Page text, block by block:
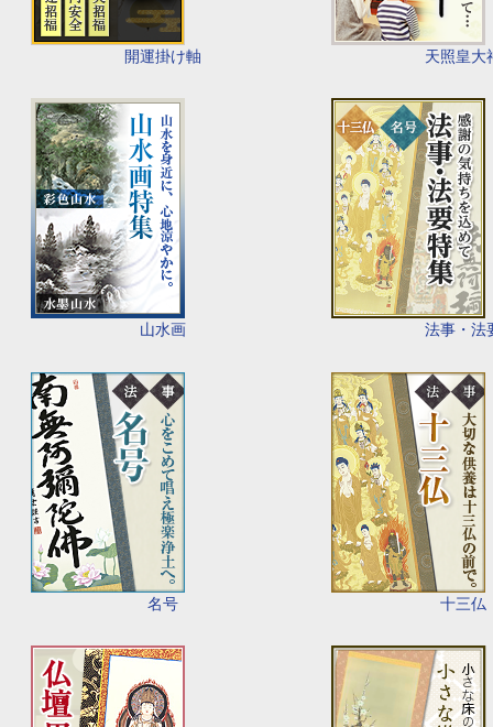
開運掛け軸 天照皇大
山水画 法事・法
名号 十三仏